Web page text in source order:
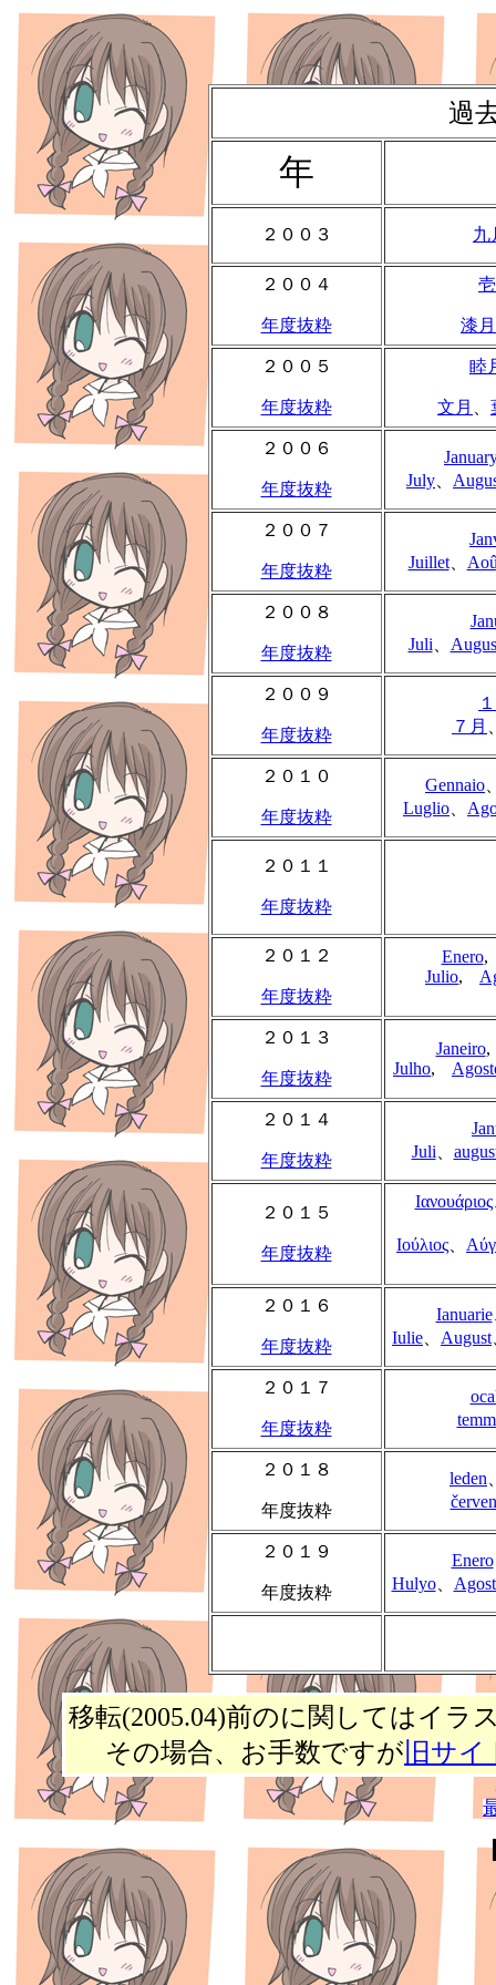
過
年
２００３ 九
２００４
年度抜粋 漆月
２００５
年度抜粋
睦
文月
２００６
年度抜粋
July
２００７
年度抜粋
Juillet、
２００８
年度抜粋
Juli
２００９
年度抜粋
７月
２０１０
年度抜粋
Gennaio
Luglio
２０１１
年度抜粋
２０１２
年度抜粋
Enero
Julio,
２０１３
年度抜粋
Janeiro
Julho,
２０１４
年度抜粋
Juli
２０１５
年度抜粋
Ιανουάριος
Ιούλιος
２０１６
年度抜粋
Ianuarie
Iulie
August
２０１７
年度抜粋
２０１８
年度抜粋
leden
２０１９
年度抜粋
Enero
Hulyo、
移転(2005.04)前のに関してはイラ
その場合、お手数ですが 旧サイ